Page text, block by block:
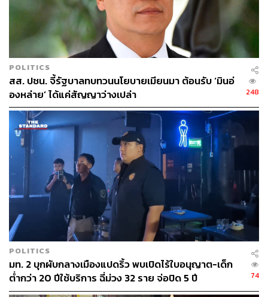
105
ABOUT THE AUTHOR
THE STANDARD TEAM
กองบรรณาธิการ THE STANDARD
POLITICS
สส. ปชน. จี้รัฐบาลทบทวนนโยบายเมียนมา ต้อนรับ ‘มินอ่
องหล่าย’ ได้แค่สัญญาว่างเปล่า
248
POLITICS
มท. 2 บุกผับกลางเมืองแปดริ้ว พบเปิดไร้ใบอนุญาต-เด็ก
ต่ำกว่า 20 ปีใช้บริการ ฉี่ม่วง 32 ราย จ่อปิด 5 ปี
74